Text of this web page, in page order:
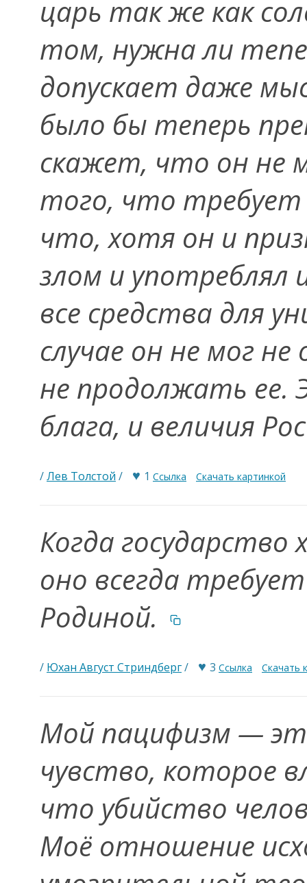
царь так же как
том, нужна ли
допускает даже
было бы теперь
скажет, что он не
того, что требует
что, хотя он и
злом и
все средства для
случае он не мог
не продолжать ее.
блага, и величия
/Лев Толстой / ♥ 1 Ссылка Скачать картинкой
Когда
оно всегда
Родиной.
/ Юхан Август Стриндберг/ ♥ 3 Ссылка Скачать
Мой пацифизм —
чувство, которое
что убийство
Моё отношение